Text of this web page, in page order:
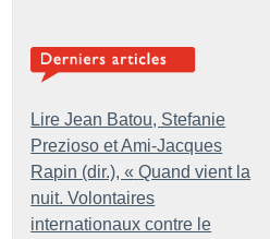
Lire Jean Batou, Stefanie
Prezioso et Ami-Jacques
Rapin (dir.), « Quand vient la
nuit. Volontaires
internationaux contre le